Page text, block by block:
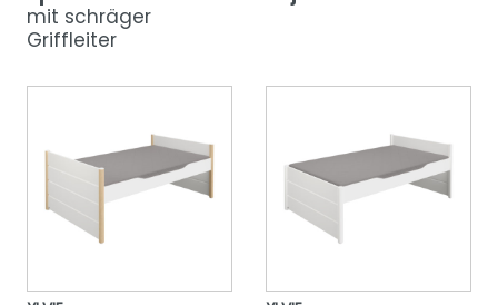
mit schräger
Griffleiter